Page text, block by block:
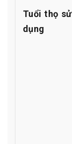
Tuổi thọ sử
dụng